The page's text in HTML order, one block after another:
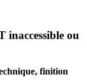
inaccessible ou
finition